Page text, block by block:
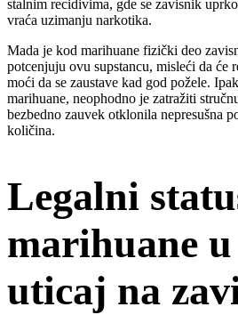
stalnim recidivima, gde se zavisnik
vraća uzimanju narkotika.
Mada je kod marihuane fizički deo
potcenjuju ovu supstancu, misleći da će
moći da se zaustave kad god požele.
marihuane, neophodno je zatražiti
bezbedno zauvek otklonila nepresušna
količina.
Legalni
marihuane
uticaj na